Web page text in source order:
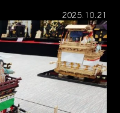
2025.10.21